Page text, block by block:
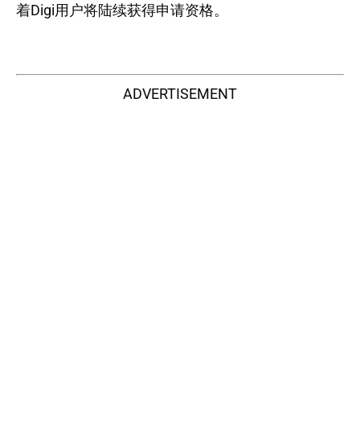
着Digi用户将陆续获得申请资格。
ADVERTISEMENT